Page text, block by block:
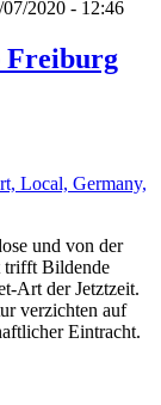
2020 - 12:46
und von der
trifft Bildende
Art der Jetztzeit.
verzichten auf
Eintracht.